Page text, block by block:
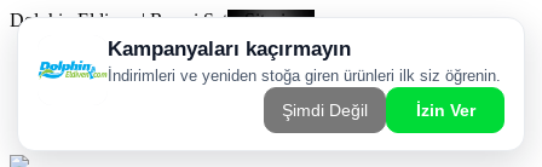
Dolphin Eldiven | Resmi Satış Sitesi
Kargom Nerede?
WhatsApp Sipariş Hattı